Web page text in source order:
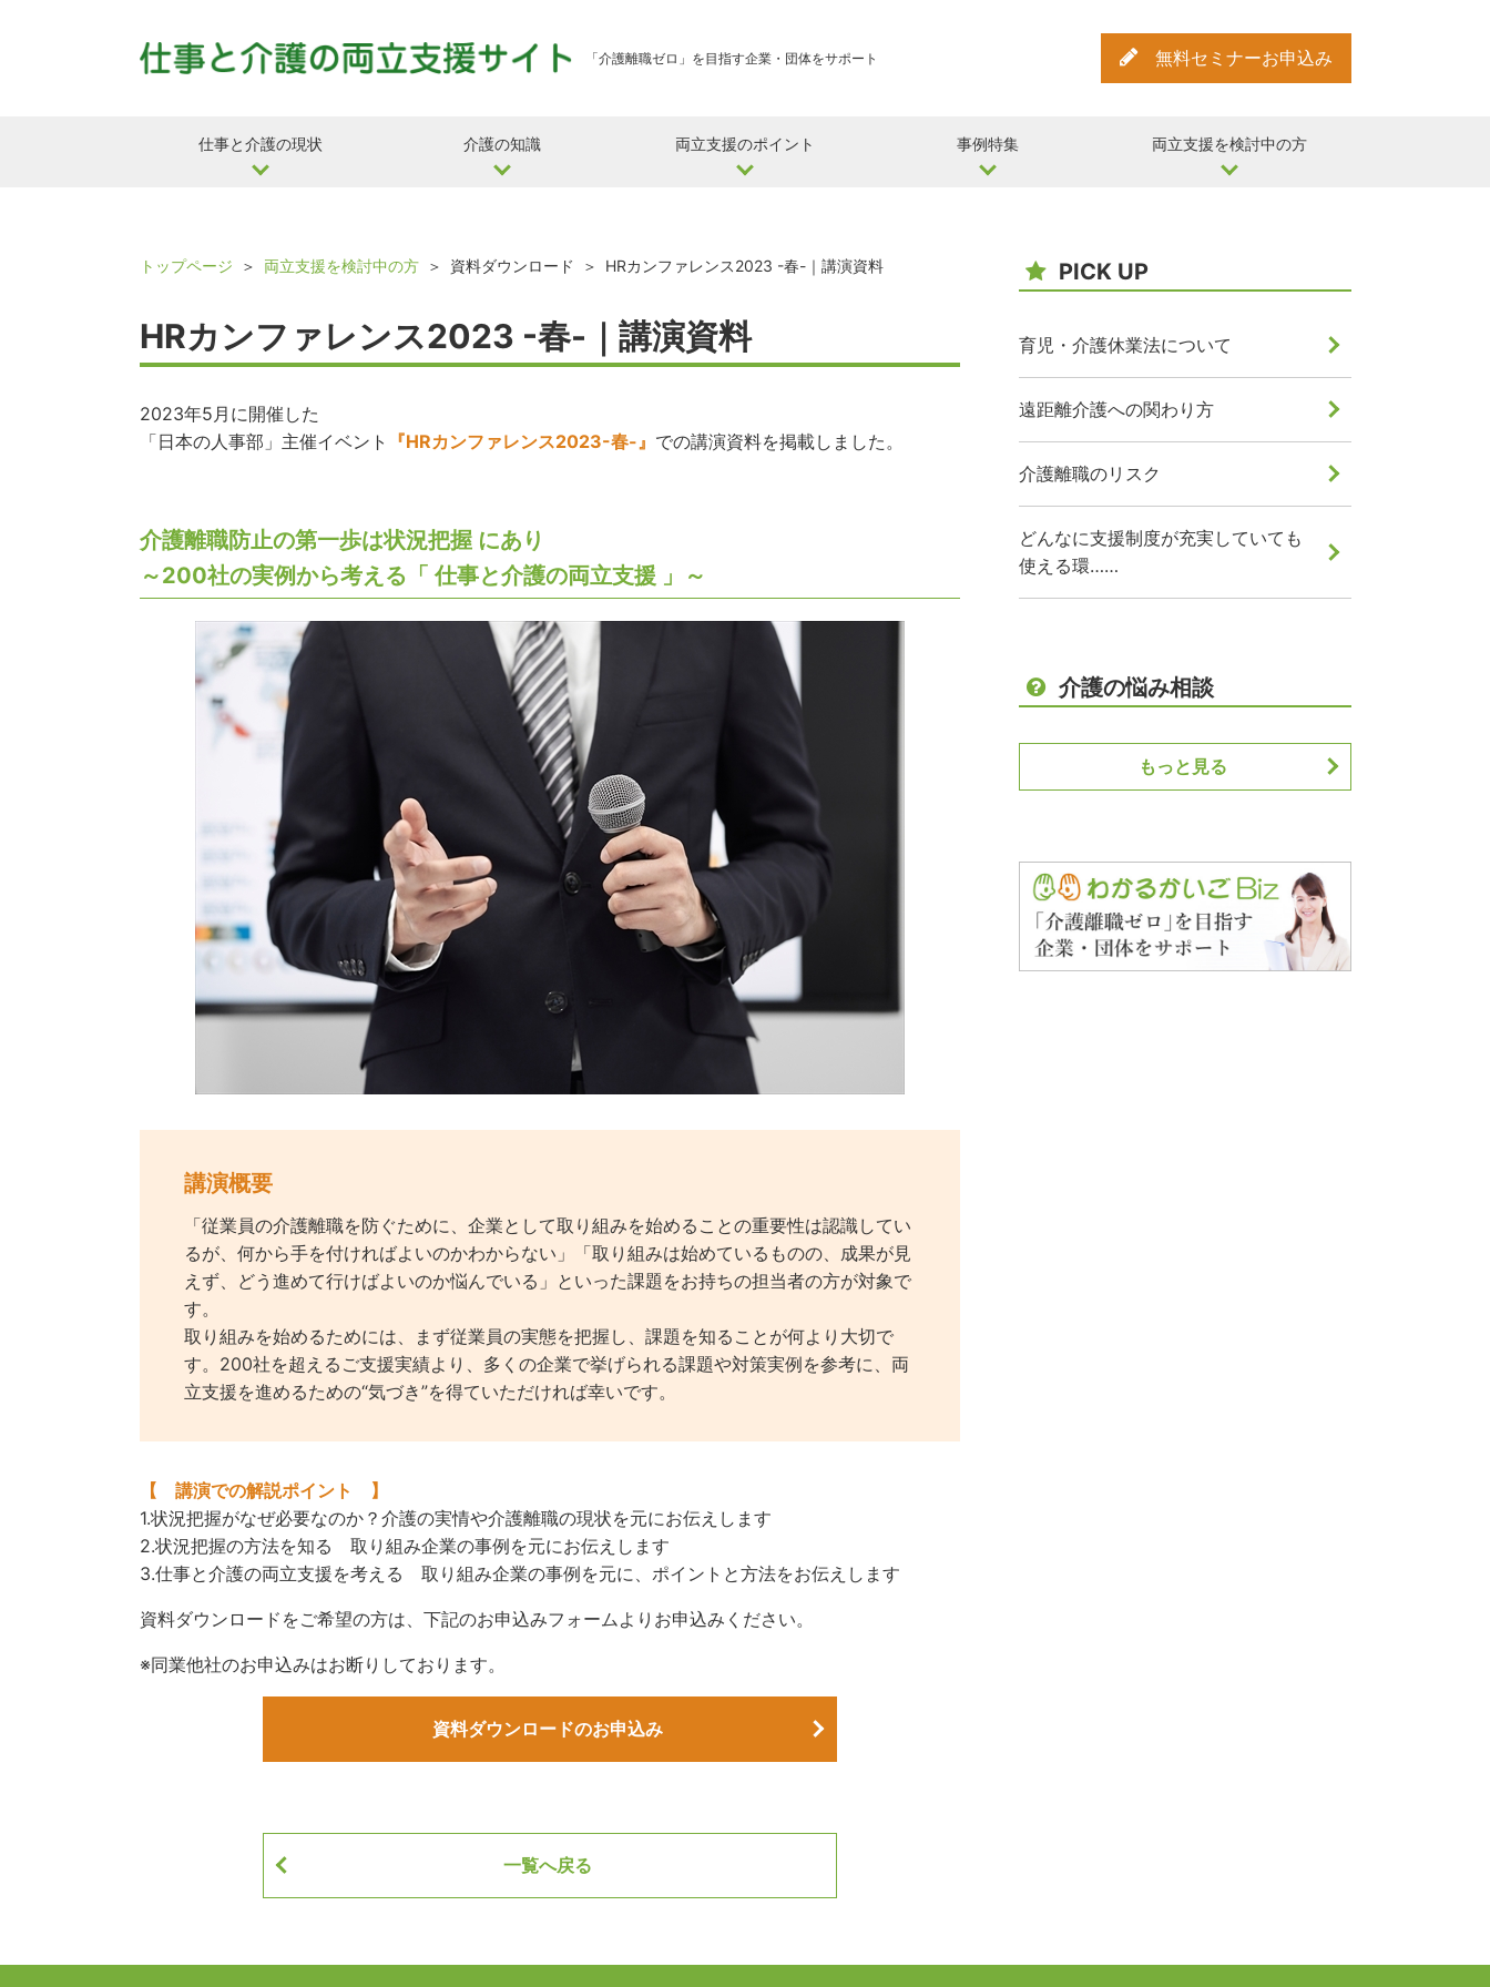
「介護離職ゼロ」を目指す企業・団体をサポート 無料セミナーお申込み
仕事と介護の現状 介護の知識 両立支援のポイント 事例特集 両立支援を検討中の方
トップページ 両立支援を検討中の方 資料ダウンロード HRカンファレンス2023 -春-｜講演資料
HRカンファレンス2023 -春-｜講演資料
2023年5月に開催した
「日本の人事部」主催イベント
『HRカンファレンス2023-春-』 での講演資料を掲載しました。
介護離職防止の第一歩は状況把握 にあり
～200社の実例から考える「 仕事と介護の両立支援 」～
講演概要
「従業員の介護離職を防ぐために、企業として取り組みを始めることの重要性は認識してい
るが、何から手を付ければよいのかわからない」「取り組みは始めているものの、成果が見
えず、どう進めて行けばよいのか悩んでいる」といった課題をお持ちの担当者の方が対象で
す。
取り組みを始めるためには、まず従業員の実態を把握し、課題を知ることが何より大切で
す。200社を超えるご支援実績より、多くの企業で挙げられる課題や対策実例を参考に、両
立支援を進めるための“気づき”を得ていただければ幸いです。
【 講演での解説ポイント 】
1.状況把握がなぜ必要なのか？介護の実情や介護離職の現状を元にお伝えします
2.状況把握の方法を知る 取り組み企業の事例を元にお伝えします
3.仕事と介護の両立支援を考える 取り組み企業の事例を元に、ポイントと方法をお伝えします
資料ダウンロードをご希望の方は、下記のお申込みフォームよりお申込みください。
※同業他社のお申込みはお断りしております。
資料ダウンロードのお申込み
一覧へ戻る
PICK UP
育児・介護休業法について
遠距離介護への関わり方
介護離職のリスク
どんなに支援制度が充実していても
使える環……
介護の悩み相談
もっと見る